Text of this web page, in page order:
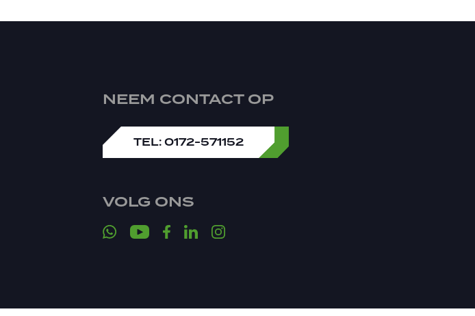
NEEM CONTACT OP
TEL: 0172-571152
VOLG ONS